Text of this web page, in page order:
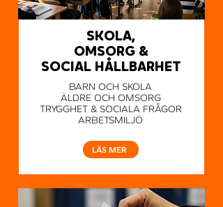
SKOLA,
OMSORG &
SOCIAL HÅLLBARHET
BARN OCH SKOLA
ÄLDRE OCH OMSORG
TRYGGHET & SOCIALA FRÅGOR
ARBETSMILJÖ
LÄS MER